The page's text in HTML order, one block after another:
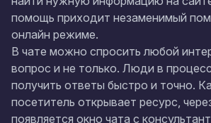
помощь приходит незаменимый
онлайн режиме.
В чате можно спросить любой
вопрос и не только. Люди в
получить ответы быстро и точно.
посетитель открывает ресурс,
появляется окно чата с